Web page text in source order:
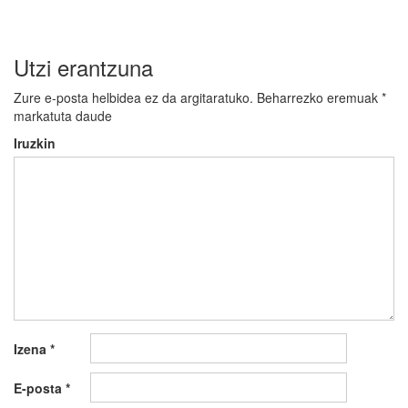
Utzi erantzuna
Zure e-posta helbidea ez da argitaratuko. Beharrezko eremuak *
markatuta daude
Iruzkin
Izena *
E-posta *